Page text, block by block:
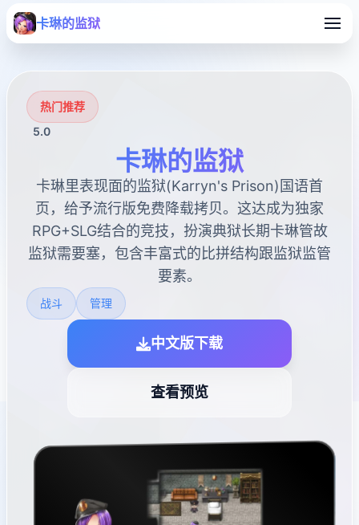
卡琳的监狱
热门推荐
5.0
卡琳的监狱
卡琳里表现面的监狱(Karryn's Prison)国语首
页，给予流行版免费降载拷贝。这达成为独家
RPG+SLG结合的竞技，扮演典狱长期卡琳管故
监狱需要塞，包含丰富式的比拼结构跟监狱监管
要素。
战斗 管理
中文版下载
查看预览